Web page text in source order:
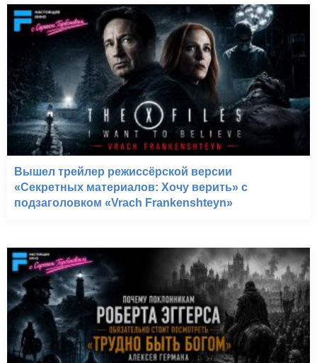
Вышел трейлер режиссёрской версии
«Секретных материалов: Хочу верить» с
подзаголовком «Vrach Frankenshteyn»